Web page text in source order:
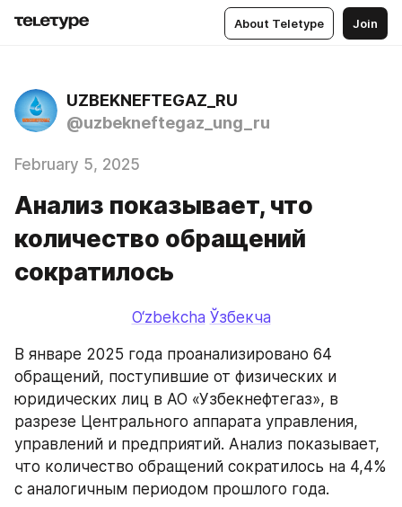
About Teletype Join
UZBEKNEFTEGAZ_RU
@uzbekneftegaz_ung_ru
February 5, 2025
Анализ показывает, что
количество обращений
сократилось
O‘zbekcha Ўзбекча
В январе 2025 года проанализировано 64
обращений, поступившие от физических и
юридических лиц в АО «Узбекнефтегаз», в
разрезе Центрального аппарата управления,
управлений и предприятий. Анализ показывает,
что количество обращений сократилось на 4,4%
с аналогичным периодом прошлого года.